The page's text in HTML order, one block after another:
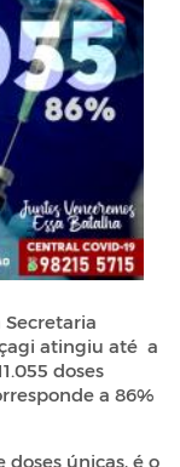
Secretaria
atingiu até a
doses
a 86%
doses únicas, é o